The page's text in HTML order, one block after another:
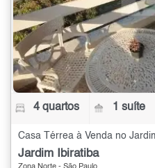
4 quartos 1 suíte
Jardim Ibiratiba